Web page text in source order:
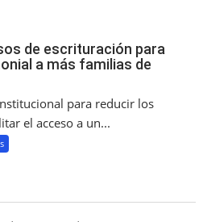
de escrituración para
a más familias de
para reducir los
el acceso a un...